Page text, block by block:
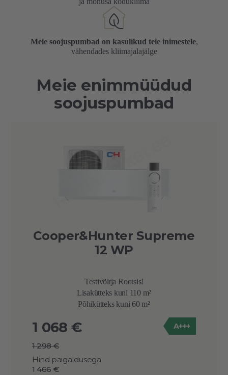
Meie soojuspumbad on kasulikud teie inimestele,
vähendades kliimajalajälge
Meie enimmüüdud
soojuspumbad
Cooper&Hunter Supreme
12 WP
Testivõitja Rootsis!
Lisakütteks kuni 110 m²
Põhikütteks kuni 60 m²
1 068 €
1 298 €
Hind paigaldusega
1 466 €
A+++